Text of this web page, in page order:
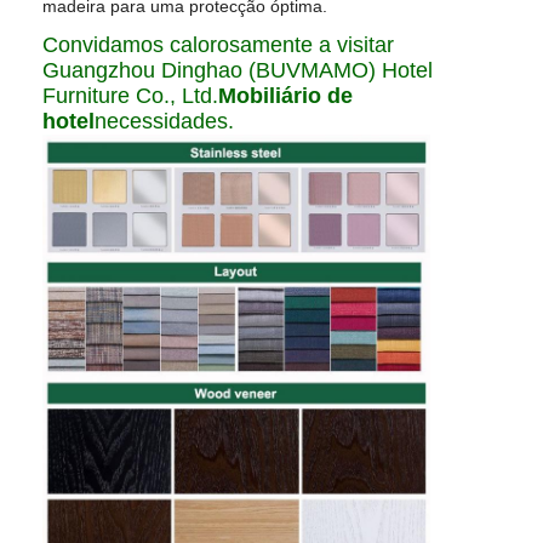
madeira para uma protecção óptima.
Convidamos calorosamente a visitar
Guangzhou Dinghao (BUVMAMO) Hotel
Furniture Co., Ltd.Mobiliário de
hotel necessidades.